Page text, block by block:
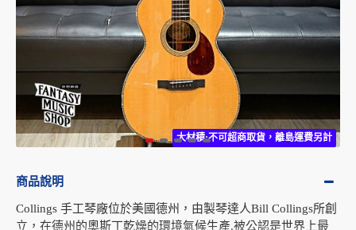
大材積:不可超商取貨，離島運費另計
大材積:不可超商取貨，離島運費另計
商品說明
Collings 手工琴廠位於美國德州，由製琴達人Bill Collings所創
立，在德州的奧斯丁乾燥的環境氣候生產,被公認是世界上最